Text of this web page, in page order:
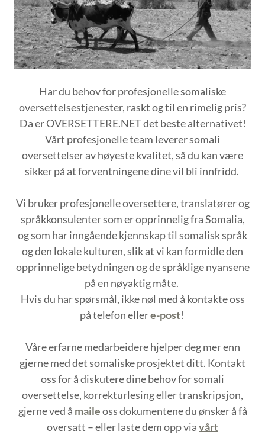
Har du behov for profesjonelle somaliske
oversettelsestjenester, raskt og til en rimelig pris?
Da er OVERSETTERE.NET det beste alternativet!
Vårt profesjonelle team leverer somali
oversettelser av høyeste kvalitet, så du kan være
sikker på at forventningene dine vil bli innfridd.
Vi bruker profesjonelle oversettere, translatører og
språkkonsulenter som er opprinnelig fra Somalia,
og som har inngående kjennskap til somalisk språk
og den lokale kulturen, slik at vi kan formidle den
opprinnelige betydningen og de språklige nyansene
på en nøyaktig måte.
Hvis du har spørsmål, ikke nøl med å kontakte oss
på telefon ellere-post!
Våre erfarne medarbeidere hjelper deg mer enn
gjerne med det somaliske prosjektet ditt. Kontakt
oss for å diskutere dine behov for somali
oversettelse, korrekturlesing eller transkripsjon,
gjerne ved å maileoss dokumentene du ønsker å få
oversatt – eller laste dem opp viavårt